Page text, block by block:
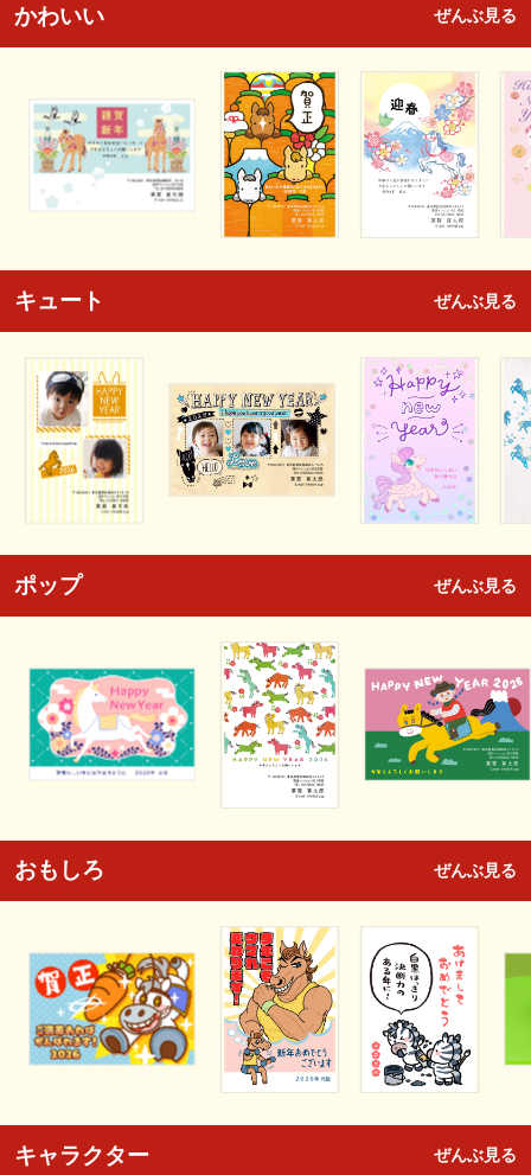
かわいい ぜんぶ見る
キュート ぜんぶ見る
ポップ ぜんぶ見る
おもしろ ぜんぶ見る
キャラクター ぜんぶ見る